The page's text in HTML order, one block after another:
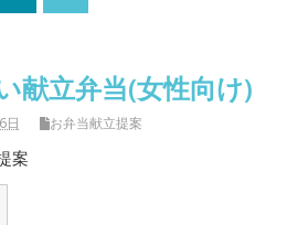
献立弁当(女性向け)
日 お弁当献立提案
案